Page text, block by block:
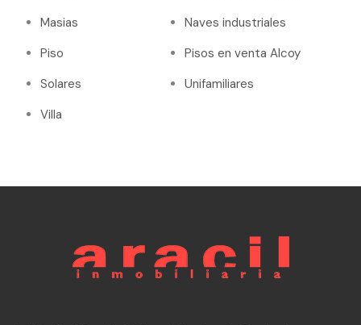
Masias
Naves industriales
Piso
Pisos en venta Alcoy
Solares
Unifamiliares
Villa